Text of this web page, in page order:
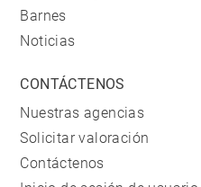
Barnes
Noticias
CONTÁCTENOS
Nuestras agencias
Solicitar valoración
Contáctenos